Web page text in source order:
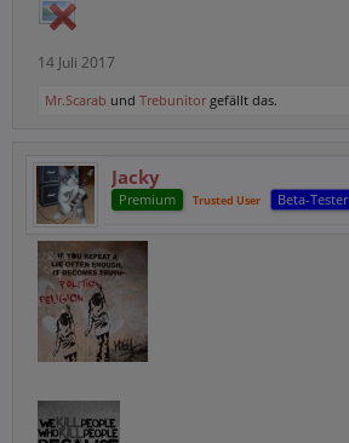
14 Juli 2017
Mr.Scarab und Trebunitor gefällt das.
Jacky
Premium Trusted User Beta-Tester